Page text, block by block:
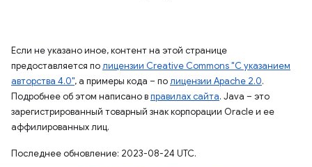
Если не указано иное, контент на этой странице
предоставляется полицензии Creative Commons "С указанием
авторства 4.0", а примеры кода – полицензии Apache 2.0.
Подробнее об этом написано вправилах сайта. Java – это
зарегистрированный товарный знак корпорации Oracle и ее
аффилированных лиц.
Последнее обновление: 2023-08-24 UTC.